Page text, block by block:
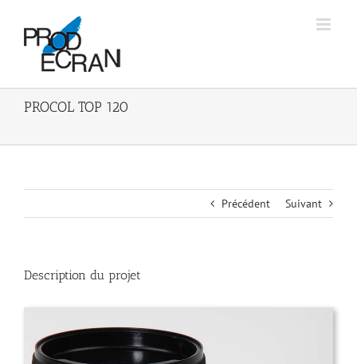
contenu
PROCOL TOP 120
Précédent Suivant
Description du projet